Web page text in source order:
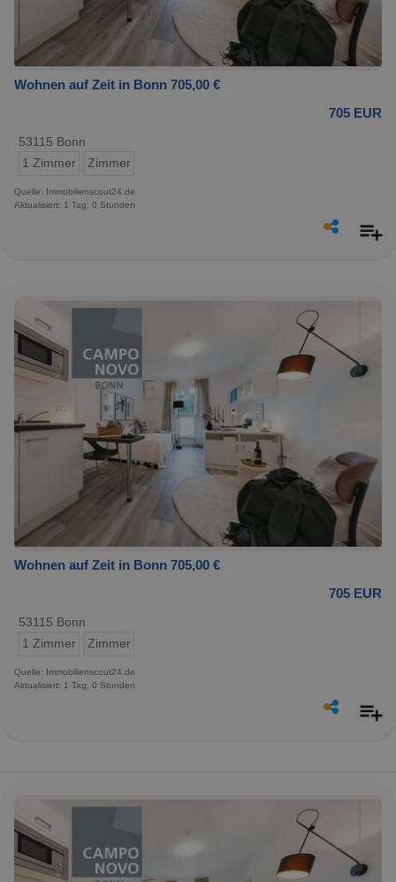
Wohnen auf Zeit in Bonn 705,00 €
705 EUR
53115 Bonn
1 Zimmer
Zimmer
Quelle: Immobilienscout24.de
Aktualisiert: 1 Tag, 0 Stunden
Wohnen auf Zeit in Bonn 705,00 €
705 EUR
53115 Bonn
1 Zimmer
Zimmer
Quelle: Immobilienscout24.de
Aktualisiert: 1 Tag, 0 Stunden